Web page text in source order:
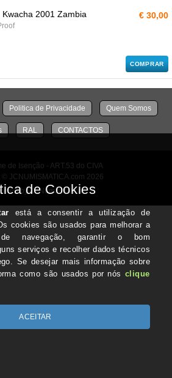
Kwacha 2001 Zambia € 30,00
COMPRAR
Politica de Privacidade Quem Somos
RAL CONTACTOS
de Isenção - ART.53 do CIVA
JCNUMISMATICA.com 2026
by JCNumismatica